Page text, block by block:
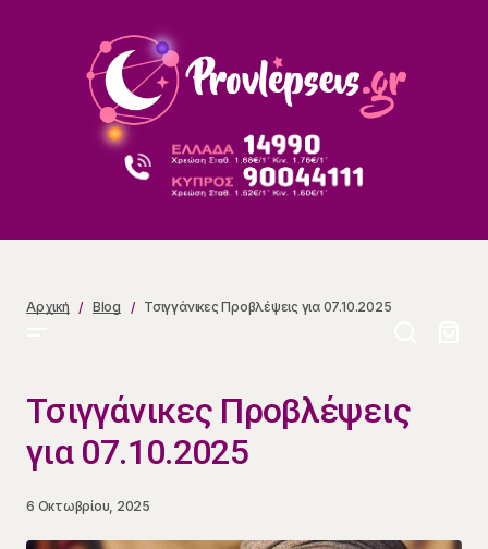
Αρχική Blog Τσιγγάνικες Προβλέψεις για 07.10.2025
Τσιγγάνικες Προβλέψεις
για 07.10.2025
6 Οκτωβρίου, 2025